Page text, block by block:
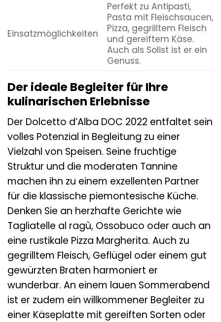
Einsatzmöglichkeiten
Perfekt zu Antipasti,
Pasta mit Fleischsaucen,
Pizza, gegrilltem Fleisch
und gereiftem Käse.
Auch als Solist ist er ein
Genuss.
Der ideale Begleiter für Ihre
kulinarischen Erlebnisse
Der Dolcetto d’Alba DOC 2022 entfaltet sein
volles Potenzial in Begleitung zu einer
Vielzahl von Speisen. Seine fruchtige
Struktur und die moderaten Tannine
machen ihn zu einem exzellenten Partner
für die klassische piemontesische Küche.
Denken Sie an herzhafte Gerichte wie
Tagliatelle al ragù, Ossobuco oder auch an
eine rustikale Pizza Margherita. Auch zu
gegrilltem Fleisch, Geflügel oder einem gut
gewürzten Braten harmoniert er
wunderbar. An einem lauen Sommerabend
ist er zudem ein willkommener Begleiter zu
einer Käseplatte mit gereiften Sorten oder